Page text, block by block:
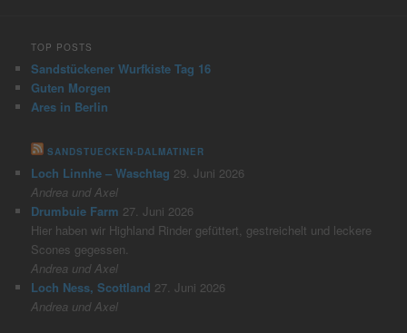
TOP POSTS
Sandstückener Wurfkiste Tag 16
Guten Morgen
Ares in Berlin
SANDSTUECKEN-DALMATINER
Loch Linnhe – Waschtag 29. Juni 2026
Andrea und Axel
Drumbuie Farm 27. Juni 2026
Hier haben wir Highland Rinder gefüttert, gestreichelt und leckere
Scones gegessen.
Andrea und Axel
Loch Ness, Scottland 27. Juni 2026
Andrea und Axel